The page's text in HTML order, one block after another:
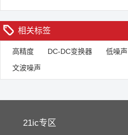
相关标签
高精度 DC-DC变换器
低噪声
文波噪声
21ic专区